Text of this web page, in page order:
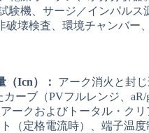
験機、サージ／インパルス
破壊検査、環境チャンバー
（Icn）：
アーク消火と封
カーブ（PVフルレンジ、
ークおよびトータル・ク
（定格電流時）、端子温度